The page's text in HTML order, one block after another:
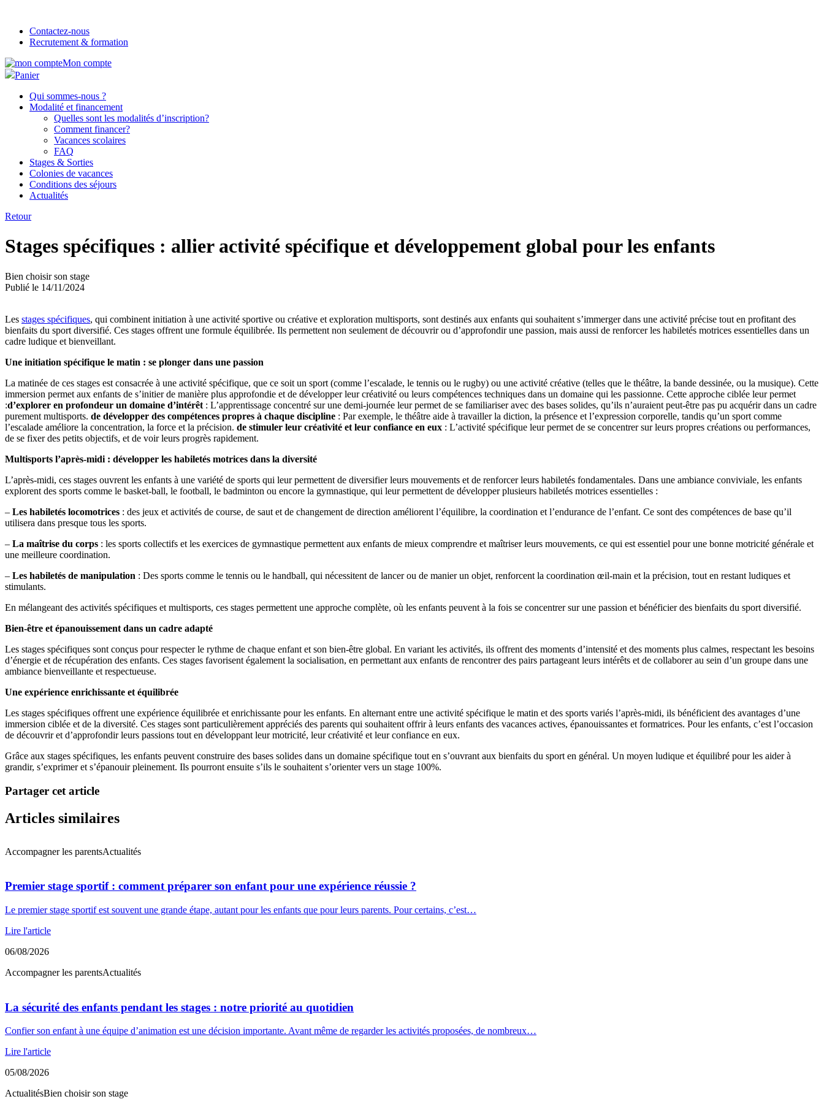
Contactez-nous
Recrutement & formation
Mon compte
Panier
Qui sommes-nous ?
Modalité et financement
Quelles sont les modalités d’inscription?
Comment financer?
Vacances scolaires
FAQ
Stages & Sorties
Colonies de vacances
Conditions des séjours
Actualités
Retour
Stages spécifiques : allier activité spécifique et développement global pour les enfants
Bien choisir son stage
Publié le 14/11/2024
Les stages spécifiques, qui combinent initiation à une activité sportive ou créative et exploration multisports, sont destinés aux enfants qui souhaitent s’immerger dans une activité précise tout en profitant des
bienfaits du sport diversifié. Ces stages offrent une formule équilibrée. Ils permettent non seulement de découvrir ou d’approfondir une passion, mais aussi de renforcer les habiletés motrices essentielles dans un
cadre ludique et bienveillant.
Une initiation spécifique le matin : se plonger dans une passion
La matinée de ces stages est consacrée à une activité spécifique, que ce soit un sport (comme l’escalade, le tennis ou le rugby) ou une activité créative (telles que le théâtre, la bande dessinée, ou la musique). Cette
immersion permet aux enfants de s’initier de manière plus approfondie et de développer leur créativité ou leurs compétences techniques dans un domaine qui les passionne. Cette approche ciblée leur permet
:d’explorer en profondeur un domaine d’intérêt : L’apprentissage concentré sur une demi-journée leur permet de se familiariser avec des bases solides, qu’ils n’auraient peut-être pas pu acquérir dans un cadre
purement multisports. de développer des compétences propres à chaque discipline : Par exemple, le théâtre aide à travailler la diction, la présence et l’expression corporelle, tandis qu’un sport comme
l’escalade améliore la concentration, la force et la précision. de stimuler leur créativité et leur confiance en eux : L’activité spécifique leur permet de se concentrer sur leurs propres créations ou performances,
de se fixer des petits objectifs, et de voir leurs progrès rapidement.
Multisports l’après-midi : développer les habiletés motrices dans la diversité
L’après-midi, ces stages ouvrent les enfants à une variété de sports qui leur permettent de diversifier leurs mouvements et de renforcer leurs habiletés fondamentales. Dans une ambiance conviviale, les enfants
explorent des sports comme le basket-ball, le football, le badminton ou encore la gymnastique, qui leur permettent de développer plusieurs habiletés motrices essentielles :
– Les habiletés locomotrices : des jeux et activités de course, de saut et de changement de direction améliorent l’équilibre, la coordination et l’endurance de l’enfant. Ce sont des compétences de base qu’il
utilisera dans presque tous les sports.
– La maîtrise du corps : les sports collectifs et les exercices de gymnastique permettent aux enfants de mieux comprendre et maîtriser leurs mouvements, ce qui est essentiel pour une bonne motricité générale et
une meilleure coordination.
– Les habiletés de manipulation : Des sports comme le tennis ou le handball, qui nécessitent de lancer ou de manier un objet, renforcent la coordination œil-main et la précision, tout en restant ludiques et
stimulants.
En mélangeant des activités spécifiques et multisports, ces stages permettent une approche complète, où les enfants peuvent à la fois se concentrer sur une passion et bénéficier des bienfaits du sport diversifié.
Bien-être et épanouissement dans un cadre adapté
Les stages spécifiques sont conçus pour respecter le rythme de chaque enfant et son bien-être global. En variant les activités, ils offrent des moments d’intensité et des moments plus calmes, respectant les besoins
d’énergie et de récupération des enfants. Ces stages favorisent également la socialisation, en permettant aux enfants de rencontrer des pairs partageant leurs intérêts et de collaborer au sein d’un groupe dans une
ambiance bienveillante et respectueuse.
Une expérience enrichissante et équilibrée
Les stages spécifiques offrent une expérience équilibrée et enrichissante pour les enfants. En alternant entre une activité spécifique le matin et des sports variés l’après-midi, ils bénéficient des avantages d’une
immersion ciblée et de la diversité. Ces stages sont particulièrement appréciés des parents qui souhaitent offrir à leurs enfants des vacances actives, épanouissantes et formatrices. Pour les enfants, c’est l’occasion
de découvrir et d’approfondir leurs passions tout en développant leur motricité, leur créativité et leur confiance en eux.
Grâce aux stages spécifiques, les enfants peuvent construire des bases solides dans un domaine spécifique tout en s’ouvrant aux bienfaits du sport en général. Un moyen ludique et équilibré pour les aider à
grandir, s’exprimer et s’épanouir pleinement. Ils pourront ensuite s’ils le souhaitent s’orienter vers un stage 100%.
Partager cet article
Articles similaires
Accompagner les parentsActualités
Premier stage sportif : comment préparer son enfant pour une expérience réussie ?
Le premier stage sportif est souvent une grande étape, autant pour les enfants que pour leurs parents. Pour certains, c’est…
Lire l'article
06/08/2026
Accompagner les parentsActualités
La sécurité des enfants pendant les stages : notre priorité au quotidien
Confier son enfant à une équipe d’animation est une décision importante. Avant même de regarder les activités proposées, de nombreux…
Lire l'article
05/08/2026
ActualitésBien choisir son stage